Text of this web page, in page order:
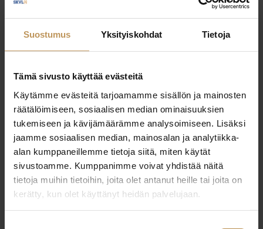
Suostumus Yksityiskohdat Tietoja
Tämä sivusto käyttää evästeitä
Käytämme evästeitä tarjoamamme sisällön ja mainosten
räätälöimiseen, sosiaalisen median ominaisuuksien
tukemiseen ja kävijämäärämme analysoimiseen. Lisäksi
jaamme sosiaalisen median, mainosalan ja analytiikka-
alan kumppaneillemme tietoja siitä, miten käytät
sivustoamme. Kumppanimme voivat yhdistää näitä
tietoja muihin tietoihin, joita olet antanut heille tai joita on
kerätty, kun olet käyttänyt heidän palvelujaan.
Ota yhteyttä
Linda Leino
Haave LKV | Haavekoti Oy – Pori
Toimitusjohtaja YKV, LKV, LVV,
KiAT, kaupanvahvistaja